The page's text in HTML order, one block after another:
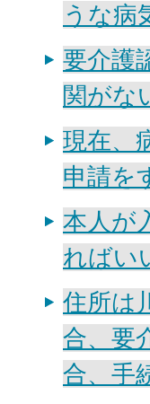
うな病
要介護
関がな
現在、
申請を
本人が
ればい
住所は
合、要
合、手